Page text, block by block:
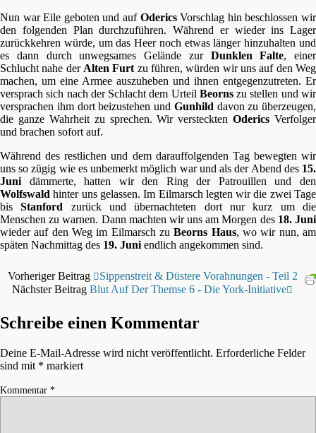
Nun war Eile geboten und auf OdericsVorschlag hin beschlossen wir
den folgenden Plan durchzuführen. Während er wieder ins Lager
zurückkehren würde, um das Heer noch etwas länger hinzuhalten und
es dann durch unwegsames Gelände zur Dunklen Falte, einer
Schlucht nahe der Alten Furt zu führen, würden wir uns auf den Weg
machen, um eine Armee auszuheben und ihnen entgegenzutreten. Er
versprach sich nach der Schlacht dem Urteil Beornszu stellen und wir
versprachen ihm dort beizustehen und Gunhild davon zu überzeugen,
die ganze Wahrheit zu sprechen. Wir verstecktenOderics Verfolger
und brachen sofort auf.
Während des restlichen und dem darauffolgenden Tag bewegten wir
uns so zügig wie es unbemerkt möglich war und als der Abend des 15.
Juni dämmerte, hatten wir den Ring der Patrouillen und den
Wolfswald hinter uns gelassen. Im Eilmarsch legten wir die zwei Tage
bisStanford zurück und übernachteten dort nur kurz um die
Menschen zu warnen. Dann machten wir uns am Morgen des 18. Juni
wieder auf den Weg im Eilmarsch zuBeorns Haus, wo wir nun, am
späten Nachmittag des 19. Juni endlich angekommen sind.
Vorheriger Beitrag
Sippenstreit & Düstere Vorahnungen - Teil 2
Nächster Beitrag Blut Auf Der Themse 6 - Die York-Initiative
Schreibe einen Kommentar
Deine E-Mail-Adresse wird nicht veröffentlicht. Erforderliche Felder
sind mit * markiert
Kommentar *